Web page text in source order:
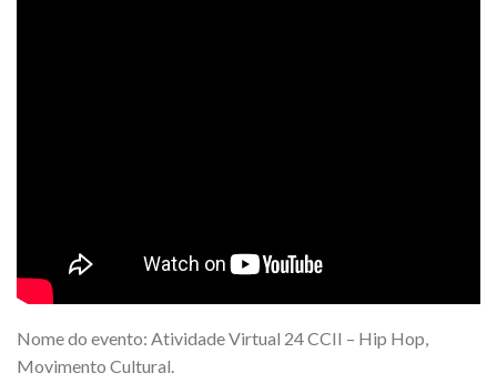
Nome do evento: Atividade Virtual 24 CCII – Hip Hop,
Movimento Cultural.